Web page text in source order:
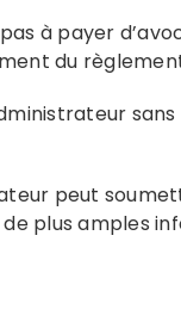
à payer
du
sans
peut
plus amples